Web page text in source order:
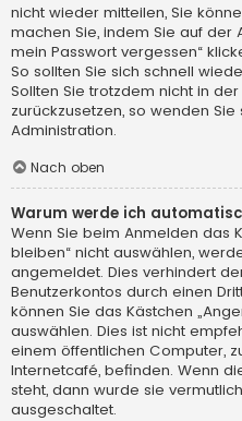
nicht wieder mitteilen, Sie
machen Sie, indem Sie auf der
mein Passwort vergessen“
So sollten Sie sich schnell
Sollten Sie trotzdem nicht in
zurückzusetzen, so wenden
Administration.
Nach oben
Warum werde ich
Wenn Sie beim Anmelden das
bleiben“ nicht auswählen,
angemeldet. Dies verhindert
Benutzerkontos durch einen
können Sie das Kästchen
auswählen. Dies ist nicht
einem öffentlichen Computer,
Internetcafé, befinden. Wenn
steht, dann wurde sie
ausgeschaltet.